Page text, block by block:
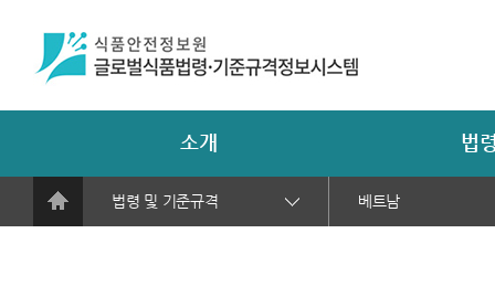
소개 법
법령 및 기준규격 베트남